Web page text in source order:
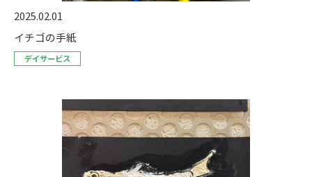
2025.02.01
イチゴの手紙
デイサービス